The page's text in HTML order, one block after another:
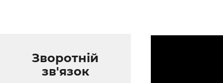
Зворотній
зв'язок